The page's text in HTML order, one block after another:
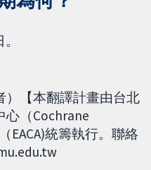
）【本翻譯計畫由台北
心（Cochrane
EACA)統籌執行。聯絡